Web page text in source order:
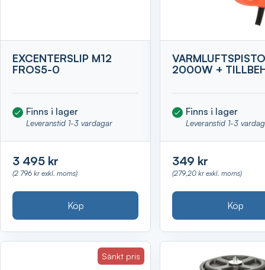
EXCENTERSLIP M12
FROS5-0
Finns i lager
Leveranstid 1-3 vardagar
3 495 kr
(2 796 kr exkl. moms)
Köp
2000W +
Finns i lager
Leveranstid 1-3
349 kr
(279,20 kr exkl. moms)
Köp
Sänkt pris